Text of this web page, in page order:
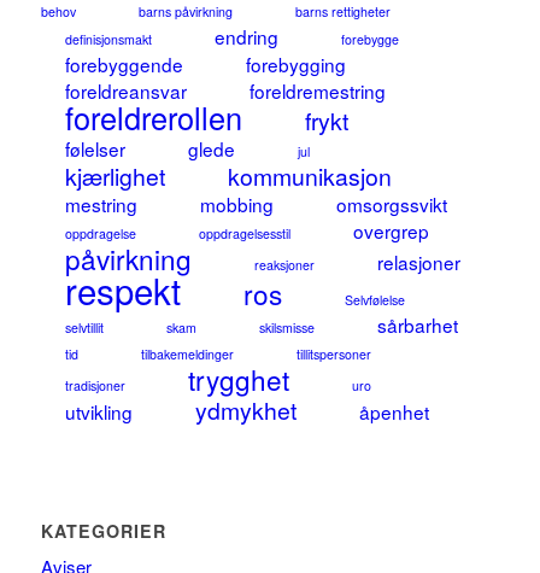
behov
barns påvirkning
barns rettigheter
definisjonsmakt
endring forebygge
forebyggende
forebygging
foreldreansvar
foreldremestring
foreldrerollen frykt
følelser glede jul
kjærlighet kommunikasjon
mestring mobbing omsorgssvikt
oppdragelse oppdragelsesstil overgrep
påvirkning reaksjoner relasjoner
respekt ros
Selvfølelse
selvtillit
skam skilsmisse sårbarhet
tid tilbakemeldinger
tillitspersoner
tradisjoner
trygghet uro
utvikling ydmykhet åpenhet
KATEGORIER
Aviser